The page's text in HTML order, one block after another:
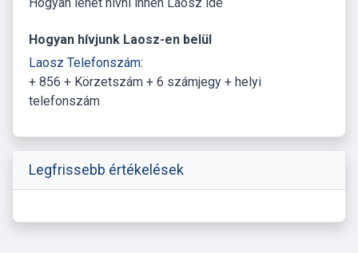
Hogyan hívjunk Laosz-en belül
Laosz Telefonszám:
+ 856 + Körzetszám + 6 számjegy + helyi
telefonszám
Legfrissebb értékelések